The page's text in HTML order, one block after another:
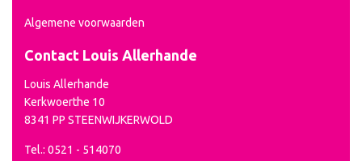
Algemene voorwaarden
Contact Louis Allerhande
Louis Allerhande
Kerkwoerthe 10
8341 PP STEENWIJKERWOLD
Tel.: 0521 - 514070